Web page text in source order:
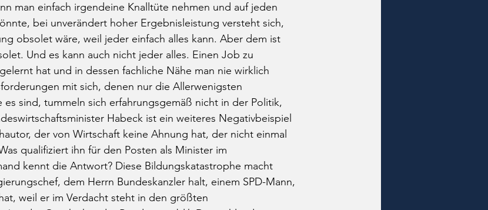
man einfach irgendeine Knalltüte nehmen und auf jeden
bei unverändert hoher Ergebnisleistung versteht sich,
obsolet wäre, weil jeder einfach alles kann. Aber dem ist
Und es kann auch nicht jeder alles. Einen Job zu
hat und in dessen fachliche Nähe man nie wirklich
mit sich, denen nur die Allerwenigsten
sind, tummeln sich erfahrungsgemäß nicht in der Politik,
Habeck ist ein weiteres Negativbeispiel
der von Wirtschaft keine Ahnung hat, der nicht einmal
qualifiziert ihn für den Posten als Minister im
kennt die Antwort? Diese Bildungskatastrophe macht
dem Herrn Bundeskanzler halt, einem SPD-Mann,
weil er im Verdacht steht in den größten